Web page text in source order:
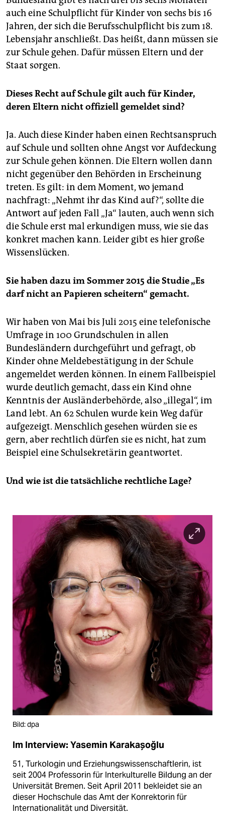
auch eine Schulpflicht für Kinder von sechs bis 16
Jahren, der sich die Berufsschulpflicht bis zum 18.
Lebensjahr anschließt. Das heißt, dann müssen sie
zur Schule gehen. Dafür müssen Eltern und der
Staat sorgen.
Dieses Recht auf Schule gilt auch für Kinder,
deren Eltern nicht offiziell gemeldet sind?
Ja. Auch diese Kinder haben einen Rechtsanspruch
auf Schule und sollten ohne Angst vor Aufdeckung
zur Schule gehen können. Die Eltern wollen dann
nicht gegenüber den Behörden in Erscheinung
treten. Es gilt: in dem Moment, wo jemand
nachfragt: „Nehmt ihr das Kind auf?“, sollte die
Antwort auf jeden Fall „Ja“ lauten, auch wenn sich
die Schule erst mal erkundigen muss, wie sie das
konkret machen kann. Leider gibt es hier große
Wissenslücken.
Sie haben dazu im Sommer 2015 die Studie „Es
darf nicht an Papieren scheitern“ gemacht.
Wir haben von Mai bis Juli 2015 eine telefonische
Umfrage in 100 Grundschulen in allen
Bundesländern durchgeführt und gefragt, ob
Kinder ohne Melde­bestätigung in der Schule
angemeldet werden können. In einem Fallbeispiel
wurde deutlich gemacht, dass ein Kind ohne
Kenntnis der Ausländerbehörde, also „illegal“, im
Land lebt. An 62 Schulen wurde kein Weg dafür
aufgezeigt. Menschlich gesehen würden sie es
gern, aber rechtlich dürfen sie es nicht, hat zum
Beispiel eine Schulsekretärin geantwortet.
Und wie ist die tatsächliche rechtliche Lage?
Bild: dpa
Im Interview: Yasemin Karakașoğlu
51, Turkologin und Erziehungswissenschaftlerin, ist
seit 2004 Professorin für Interkulturelle Bildung an der
Universität Bremen. Seit April 2011 bekleidet sie an
dieser Hochschule das Amt der Konrektorin für
Internationalität und Diversität.